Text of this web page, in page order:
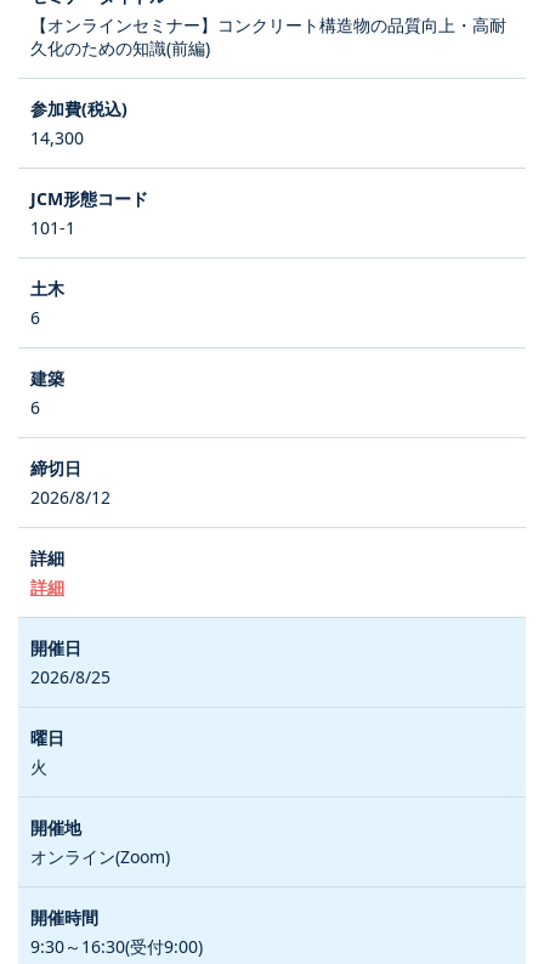
【オンラインセミナー】コンクリート構造物の品質向上・高耐
久化のための知識(前編)
14,300
101-1
6
6
2026/8/12
詳細
2026/8/25
火
オンライン(Zoom)
9:30～16:30(受付9:00)